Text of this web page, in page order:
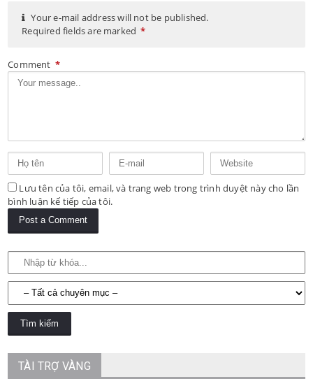
Your e-mail address will not be published.
Required fields are marked *
Comment *
Lưu tên của tôi, email, và trang web trong trình duyệt này cho lần
bình luận kế tiếp của tôi.
TÀI TRỢ VÀNG